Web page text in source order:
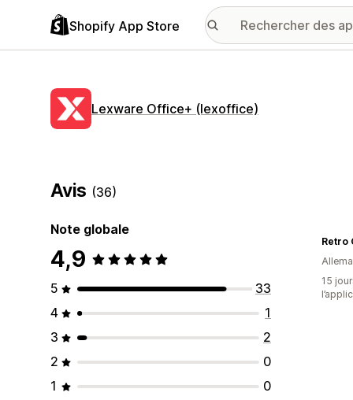
Shopify App Store
Lexware Office+ (lexoffice)
Avis (36)
Note globale
4,9
5
33
4
1
3
2
2
0
1
0
15